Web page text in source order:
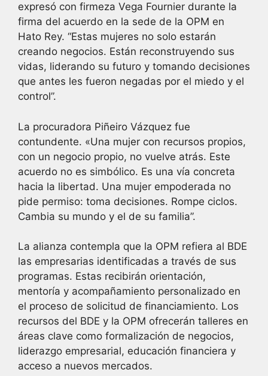
expresó con firmeza Vega Fournier durante la
firma del acuerdo en la sede de la OPM en
Hato Rey. “Estas mujeres no solo estarán
creando negocios. Están reconstruyendo sus
vidas, liderando su futuro y tomando decisiones
que antes les fueron negadas por el miedo y el
control”.
La procuradora Piñeiro Vázquez fue
contundente. «Una mujer con recursos propios,
con un negocio propio, no vuelve atrás. Este
acuerdo no es simbólico. Es una vía concreta
hacia la libertad. Una mujer empoderada no
pide permiso: toma decisiones. Rompe ciclos.
Cambia su mundo y el de su familia”.
La alianza contempla que la OPM refiera al BDE
las empresarias identificadas a través de sus
programas. Estas recibirán orientación,
mentoría y acompañamiento personalizado en
el proceso de solicitud de financiamiento. Los
recursos del BDE y la OPM ofrecerán talleres en
áreas clave como formalización de negocios,
liderazgo empresarial, educación financiera y
acceso a nuevos mercados.